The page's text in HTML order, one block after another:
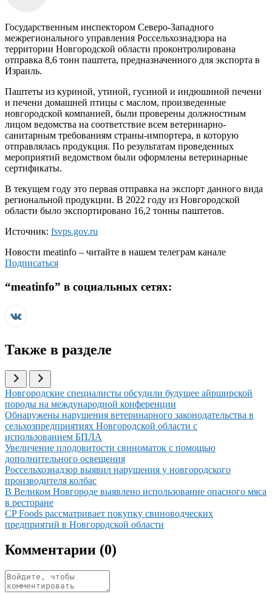
Государственным инспектором Северо-Западного
межрегионального управления Россельхознадзора на
территории Новгородской области проконтролирована
отправка 8,6 тонн паштета, предназначенного для экспорта в
Израиль.
Паштеты из куриной, утиной, гусиной и индюшиной печени
и печени домашней птицы с маслом, произведенные
новгородской компанией, были проверены должностным
лицом ведомства на соответствие всем ветеринарно-
санитарным требованиям страны-импортера, в которую
отправлялась продукция. По результатам проведенных
мероприятий ведомством были оформлены ветеринарные
сертификаты.
В текущем году это первая отправка на экспорт данного вида
региональной продукции. В 2022 году из Новгородской
области было экспортировано 16,2 тонны паштетов.
Источник: fsvps.gov.ru
Новости meatinfo – читайте в нашем телеграм канале
Подписаться
“meatinfo” в социальных сетях:
Также в разделе
Иллюстрация новости
Новгородские специалисты обсудили будущее айрширской
породы на международной конференции
Иллюстрация новости
Обнаружены нарушения ветеринарного законодательства в
сельхозпредприятиях Новгородской области с
использованием БПЛА
Иллюстрация новости
Увеличение плодовитости свиноматок с помощью
дополнительного освещения
Иллюстрация новости
Россельхознадзор выявил нарушения у новгородского
производителя колбас
Иллюстрация новости
В Великом Новгороде выявлено использование опасного мяса
в ресторане
Иллюстрация новости
CP Foods рассматривает покупку свиноводческих
предприятий в Новгородской области
Комментарии (0)